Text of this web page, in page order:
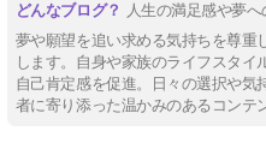
人生の満足感や夢
夢や願望を追い求める気持ちを尊重
します。自身や家族のライフスタ
自己肯定感を促進。日々の選択や気
者に寄り添った温かみのあるコンテ